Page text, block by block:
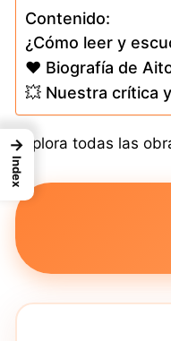
Contenido:
¿Cómo leer y
❤️ Biografía de
💥 Nuestra crítica
Explora todas las
→
Index